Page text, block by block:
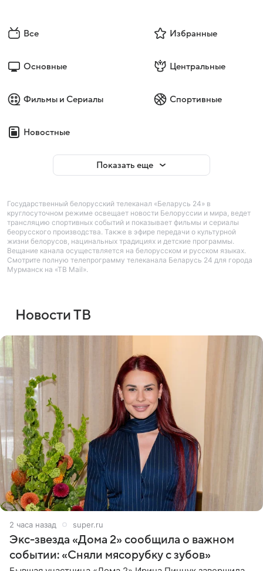
Все Избранные
Основные Центральные
Фильмы и Сериалы Спортивные
Новостные
Показать еще
Государственный белорусский телеканал «Беларусь 24» в
круглосуточном режиме освещает новости Белоруссии и мира, ведет
трансляцию спортивных событий и показывает фильмы и сериалы
беорусского производства. Также в эфире передачи о культурной
жизни белорусов, нацинальных традициях и детские программы.
Вещание канала осуществляется на белорусском и русском языках.
Смотрите полную телепрограмму телеканала Беларусь 24 для города
Мурманск на «ТВ Mail».
Новости ТВ
2 часа назад super.ru
Экс-звезда «Дома 2» сообщила о важном
событии: «Сняли мясорубку с зубов»